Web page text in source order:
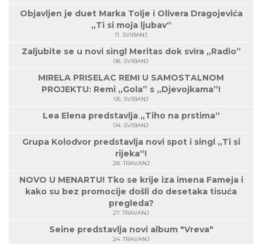
Objavljen je duet Marka Tolje i Olivera Dragojevića
„Ti si moja ljubav“
11. SVIBANJ
Zaljubite se u novi singl Meritas dok svira „Radio”
08. SVIBANJ
MIRELA PRISELAC REMI U SAMOSTALNOM
PROJEKTU: Remi „Gola” s „Djevojkama”!
05. SVIBANJ
Lea Elena predstavlja „Tiho na prstima“
04. SVIBANJ
Grupa Kolodvor predstavlja novi spot i singl „Ti si
rijeka“!
28. TRAVANJ
NOVO U MENARTU! Tko se krije iza imena Fameja i
kako su bez promocije došli do desetaka tisuća
pregleda?
27. TRAVANJ
Seine predstavlja novi album "Vreva"
24. TRAVANJ